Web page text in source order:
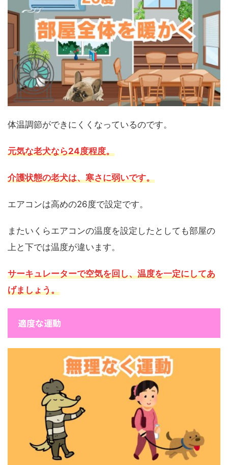
体温調節ができにくくなっているのです。
元気な老犬なら24度程度。
介護状態の老犬は、寒さに弱いです。
エアコンは高めの26度で設定です。
またいくらエアコンの温度を設定したとしても部屋の
上と下では温度が違います。
サーキュレーターで空気を回し、温度を一定にしてあ
げましょう。
適度な運動